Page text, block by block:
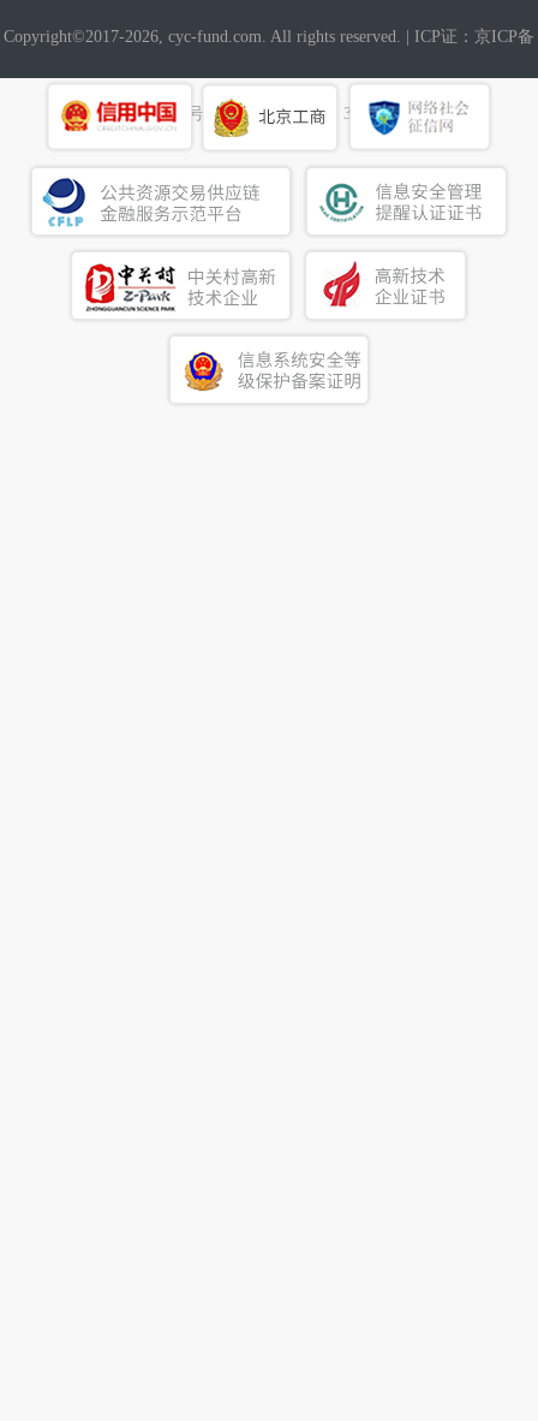
Copyright©2017-2026, cyc-fund.com. All rights reserved. | ICP证：京ICP备
19016327号 建议使用浏览器：360浏览器